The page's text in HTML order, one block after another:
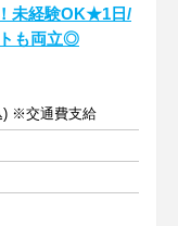
未経験OK★1日/
も両立◎
) ※交通費支給